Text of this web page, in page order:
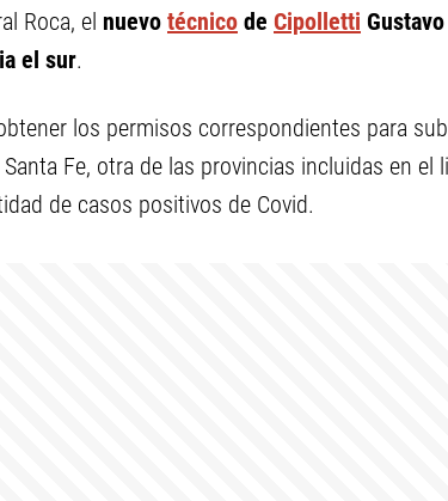
Roca, el nuevo técnico de Cipolletti Gustavo
el sur.
los permisos correspondientes para
Fe, otra de las provincias incluidas en el
de casos positivos de Covid.